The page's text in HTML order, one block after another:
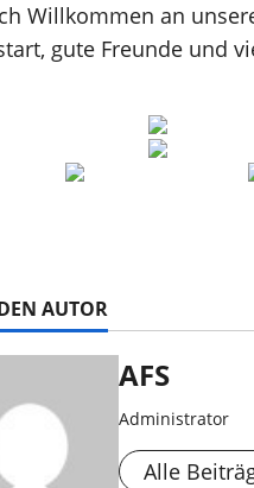
Willkommen an
gute Freunde und
AUTOR
AFS
Administrator
Alle